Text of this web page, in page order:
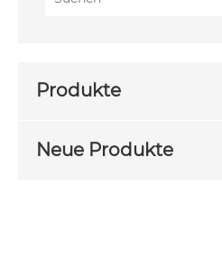
Produkte
Neue Produkte